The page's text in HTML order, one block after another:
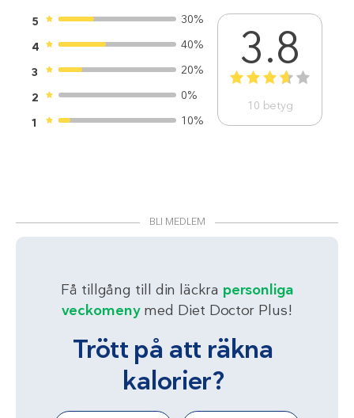
5
30%
4
40%
3
20%
2
0%
1
10%
3.8
1 2 3 4 5
10 betyg
BLI MEDLEM
Få tillgång till din läckra personliga
veckomenymed Diet Doctor Plus!
Trött på att räkna
kalorier?